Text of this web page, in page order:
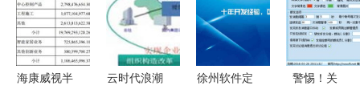
面解析
海康威视半
云时代浪潮
徐州软件定
警惕！关